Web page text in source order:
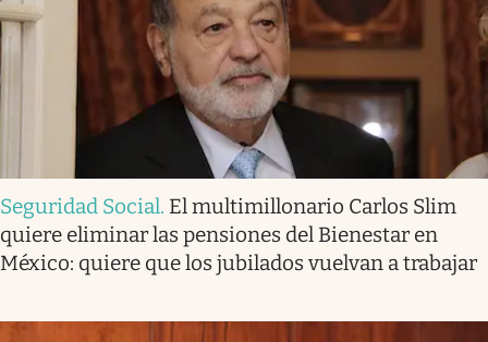
Seguridad Social. El multimillonario Carlos Slim
quiere eliminar las pensiones del Bienestar en
México: quiere que los jubilados vuelvan a trabajar